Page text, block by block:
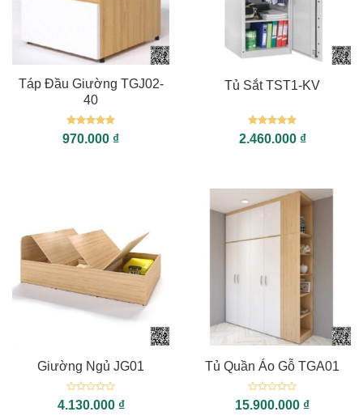
Táp Đầu Giường TGJ02-
40
Được xếp
hạng55
970.000 ₫
Tủ Sắt TST1-KV
Được xếp
hạng55
2.460.000 ₫
Giường Ngủ JG01
Được
xếp
4.130.000 ₫
Tủ Quần Áo Gỗ TGA01
Được
xếp
15.900.000 ₫